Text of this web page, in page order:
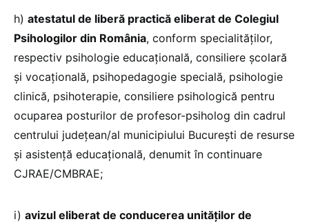
h) atestatul de liberă practică eliberat de Colegiul
Psihologilor din România, conform specialităților,
respectiv psihologie educațională, consiliere școlară
și vocațională, psihopedagogie specială, psihologie
clinică, psihoterapie, consiliere psihologică pentru
ocuparea posturilor de profesor-psiholog din cadrul
centrului județean/al municipiului București de resurse
și asistență educațională, denumit în continuare
CJRAE/CMBRAE;
i) avizul eliberat de conducerea unităţilor de